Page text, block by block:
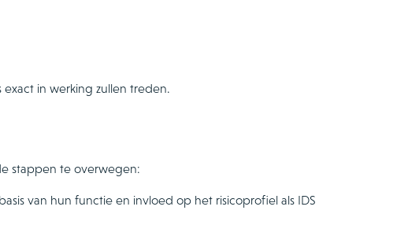
in werking zullen treden.
stappen te overwegen:
van hun functie en invloed op het risicoprofiel als IDS